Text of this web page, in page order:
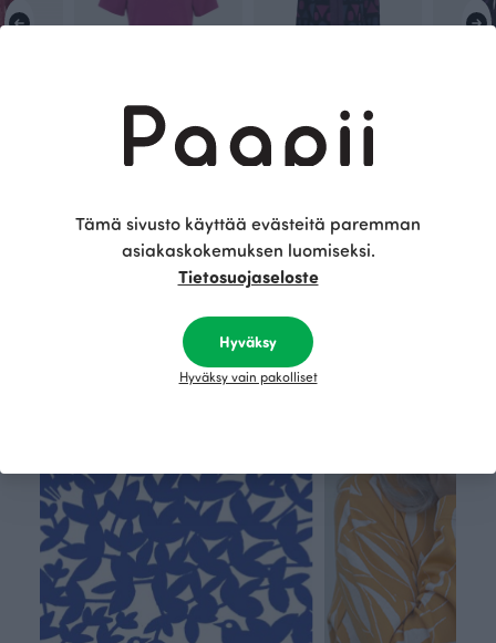
TUULI paita, violetti
LUMO neuletakki, Raanu
Tämä on Paapii
Tämä sivusto käyttää evästeitä paremman
asiakaskokemuksen luomiseksi.
Tietosuojaseloste
Hyväksy
Hyväksy vain pakolliset